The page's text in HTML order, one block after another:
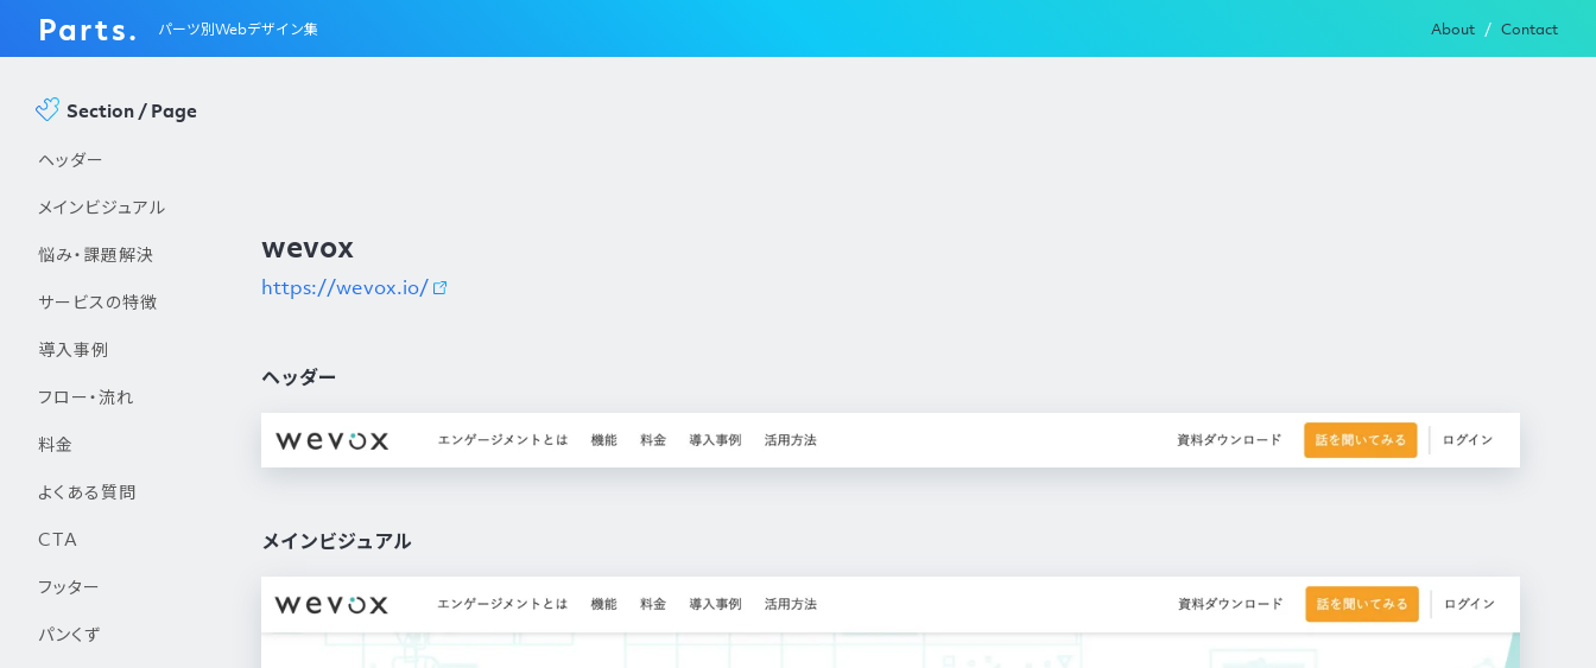
Parts. パーツ別Webデザイン集 About Contact
Section / Page
ヘッダー
メインビジュアル
悩み・課題解決
サービスの特徴
導入事例
フロー・流れ
料金
よくある質問
CTA
フッター
パンくず
wevox
https://wevox.io/
ヘッダー
メインビジュアル